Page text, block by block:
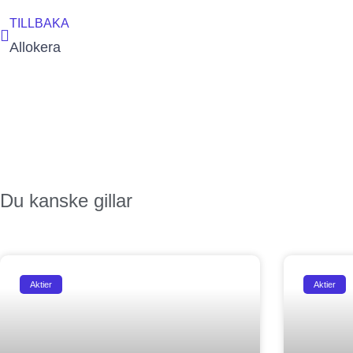
TILLBAKA
Allokera
Du kanske gillar
Aktier Aktier